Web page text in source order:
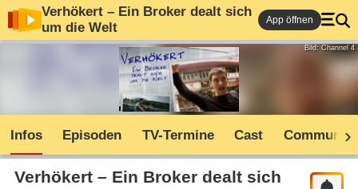
Verhökert – Ein Broker dealt sich
um die Welt
App öffnen
Bild: Channel 4
Infos Episoden TV-Termine Cast Community
Verhökert – Ein Broker dealt sich